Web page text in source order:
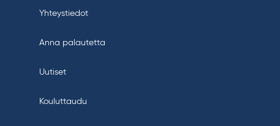
Yhteystiedot
Anna palautetta
Uutiset
Kouluttaudu